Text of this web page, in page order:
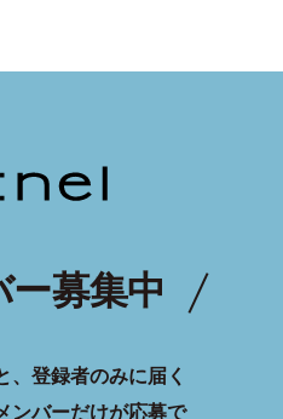
ー募集中
、登録者のみに届く
ンバーだけが応募で